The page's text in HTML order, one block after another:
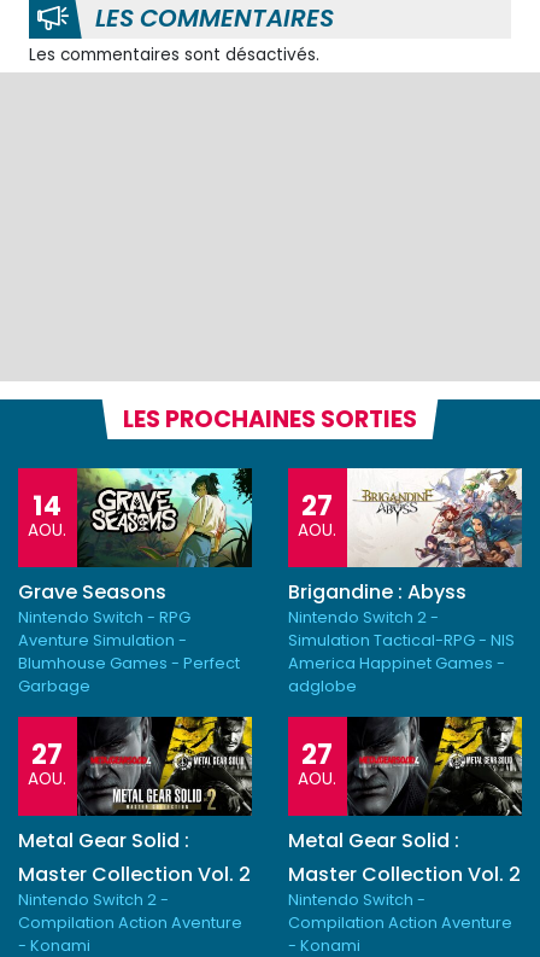
LES COMMENTAIRES
Les commentaires sont désactivés.
LES PROCHAINES SORTIES
14
AOU.
Grave Seasons
Nintendo Switch - RPG
Aventure Simulation -
Blumhouse Games - Perfect
Garbage
27
AOU.
Brigandine : Abyss
Nintendo Switch 2 -
Simulation Tactical-RPG - NIS
America Happinet Games -
adglobe
27
AOU.
Metal Gear Solid :
Master Collection Vol. 2
Nintendo Switch 2 -
Compilation Action Aventure
- Konami
27
AOU.
Metal Gear Solid :
Master Collection Vol. 2
Nintendo Switch -
Compilation Action Aventure
- Konami